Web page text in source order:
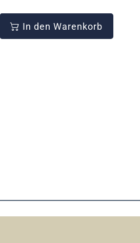
In den Warenkorb